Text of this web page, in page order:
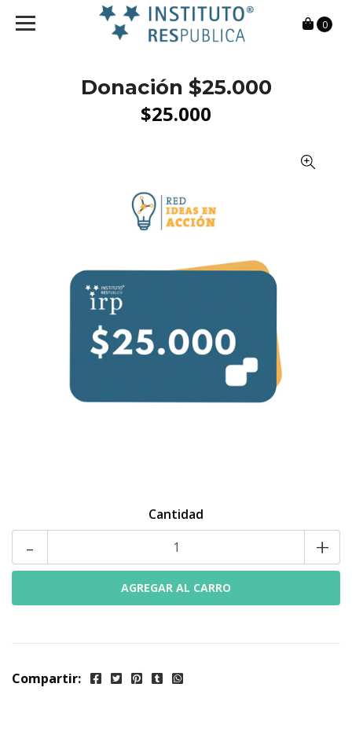
0
Donación $25.000
$25.000
Cantidad
- +
Compartir: